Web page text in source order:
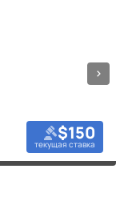
$150
текущая ставка